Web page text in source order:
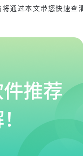
通过本文带您快速查